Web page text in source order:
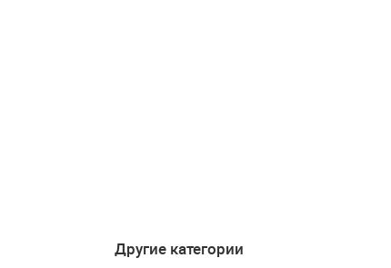
Другие категории